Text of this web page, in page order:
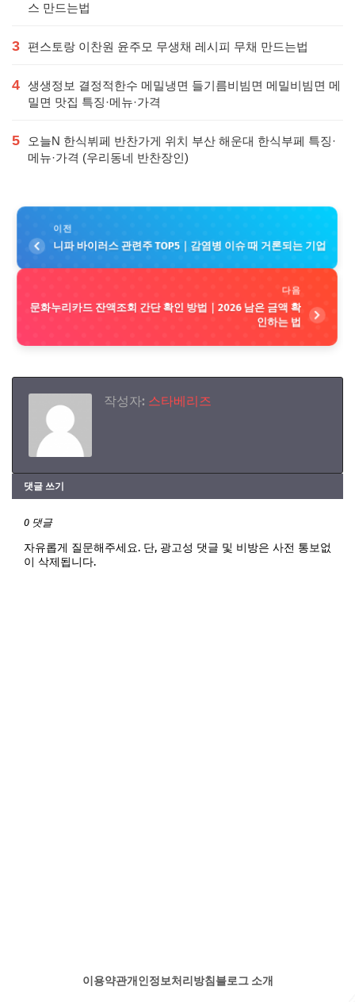
스 만드는법
3 편스토랑 이찬원 윤주모 무생채 레시피 무채 만드는법
4 생생정보 결정적한수 메밀냉면 들기름비빔면 메밀비빔면 메
밀면 맛집 특징·메뉴·가격
5
오늘N 한식뷔페 반찬가게 위치 부산 해운대 한식부페 특징·
메뉴·가격 (우리동네 반찬장인)
이전
니파 바이러스 관련주 TOP5｜감염병 이슈 때 거론되는 기업
다음
문화누리카드 잔액조회 간단 확인 방법｜2026 남은 금액 확
인하는 법
작성자: 스타베리즈
댓글 쓰기
0 댓글
자유롭게 질문해주세요. 단, 광고성 댓글 및 비방은 사전 통보없
이 삭제됩니다.
이용약관개인정보처리방침 블로그 소개